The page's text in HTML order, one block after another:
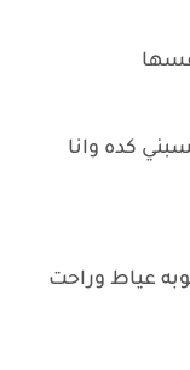
كده وانا
عياط وراحت